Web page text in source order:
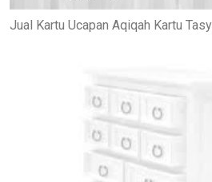
Jual Kartu Ucapan Aqiqah Kartu